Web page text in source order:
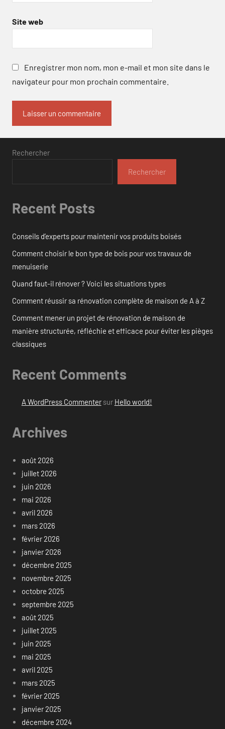
Site web
Enregistrer mon nom, mon e-mail et mon site dans le
navigateur pour mon prochain commentaire.
Rechercher
Rechercher
Recent Posts
Conseils d’experts pour maintenir vos produits boisés
Comment choisir le bon type de bois pour vos travaux de
menuiserie
Quand faut-il rénover ? Voici les situations types
Comment réussir sa rénovation complète de maison de A à Z
Comment mener un projet de rénovation de maison de
manière structurée, réfléchie et efficace pour éviter les pièges
classiques
Recent Comments
A WordPress Commentersur Hello world!
Archives
août 2026
juillet 2026
juin 2026
mai 2026
avril 2026
mars 2026
février 2026
janvier 2026
décembre 2025
novembre 2025
octobre 2025
septembre 2025
août 2025
juillet 2025
juin 2025
mai 2025
avril 2025
mars 2025
février 2025
janvier 2025
décembre 2024